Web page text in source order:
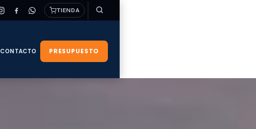
TIENDA
CONTACTO PRESUPUESTO